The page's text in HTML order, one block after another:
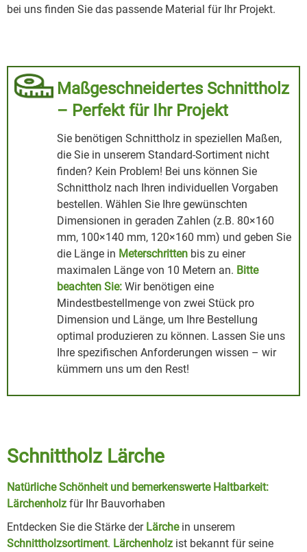
bei uns finden Sie das passende Material für Ihr Projekt.
Maßgeschneidertes Schnittholz
– Perfekt für Ihr Projekt
Sie benötigen Schnittholz in speziellen Maßen,
die Sie in unserem Standard-Sortiment nicht
finden? Kein Problem! Bei uns können Sie
Schnittholz nach Ihren individuellen Vorgaben
bestellen. Wählen Sie Ihre gewünschten
Dimensionen in geraden Zahlen (z.B. 80×160
mm, 100×140 mm, 120×160 mm) und geben Sie
die Länge in Meterschritten bis zu einer
maximalen Länge von 10 Metern an. Bitte
beachten Sie: Wir benötigen eine
Mindestbestellmenge von zwei Stück pro
Dimension und Länge, um Ihre Bestellung
optimal produzieren zu können. Lassen Sie uns
Ihre spezifischen Anforderungen wissen – wir
kümmern uns um den Rest!
Schnittholz Lärche
Natürliche Schönheit und bemerkenswerte Haltbarkeit:
Lärchenholz für Ihr Bauvorhaben
Entdecken Sie die Stärke der Lärchein unserem
Schnittholzsortiment. Lärchenholz ist bekannt für seine